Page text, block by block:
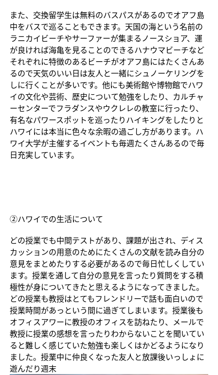
また、交換留学生は無料のバスパスがあるのでオアフ島
中をバスで巡ることもできます。天国の海という名前の
ラニカイビーチやサーファーが集まるノースショア、運
が良ければ海亀を見ることのできるハナウマビーチなど
それぞれに特徴のあるビーチがオアフ島にはたくさんあ
るので天気のいい日は友人と一緒にシュノーケリングを
しに行くことが多いです。他にも美術館や博物館でハワ
イの文化や芸術、歴史について勉強をしたり、カルチャ
ーセンターでフラダンスやウクレレの教室に行ったり、
有名なパワースポットを巡ったりハイキングをしたりと
ハワイには本当に色々な余暇の過ごし方があります。ハ
ワイ大学が主催するイベントも毎週たくさんあるので毎
日充実しています。
②ハワイでの生活について
どの授業でも中間テストがあり、課題が出され、ディス
カッションの用意のためにたくさんの文献を読み自分の
意見をまとめたりする必要があるので毎日忙しくしてい
ます。授業を通して自分の意見を言ったり質問をする積
極性が身についてきたと思えるようになってきました。
どの授業も教授はとてもフレンドリーで話も面白いので
授業時間があっという間に過ぎてしまいます。授業後も
オフィスアワーに教授のオフィスを訪ねたり、メールで
教授に授業の感想を言ったりわからないことを聞いてい
ると難しく感じていた勉強も楽しくはかどるようになり
ました。授業中に仲良くなった友人と放課後いっしょに
遊んだり週末